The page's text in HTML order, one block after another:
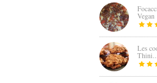
Vegan
Les
Thini...